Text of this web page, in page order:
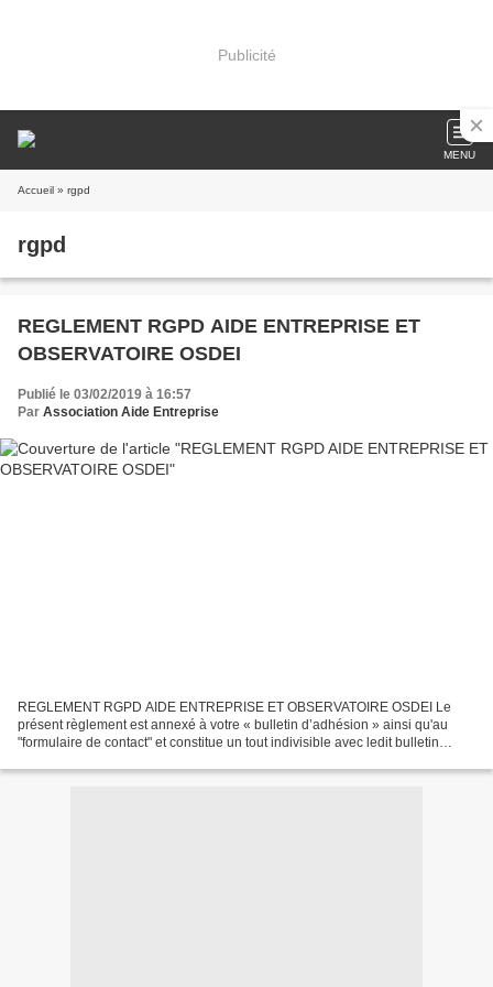
Publicité
MENU
Accueil » rgpd
rgpd
REGLEMENT RGPD AIDE ENTREPRISE ET
OBSERVATOIRE OSDEI
Publié le 03/02/2019 à 16:57
Par Association Aide Entreprise
REGLEMENT RGPD AIDE ENTREPRISE ET OBSERVATOIRE OSDEI Le
présent règlement est annexé à votre « bulletin d’adhésion » ainsi qu'au
"formulaire de contact" et constitue un tout indivisible avec ledit bulletin